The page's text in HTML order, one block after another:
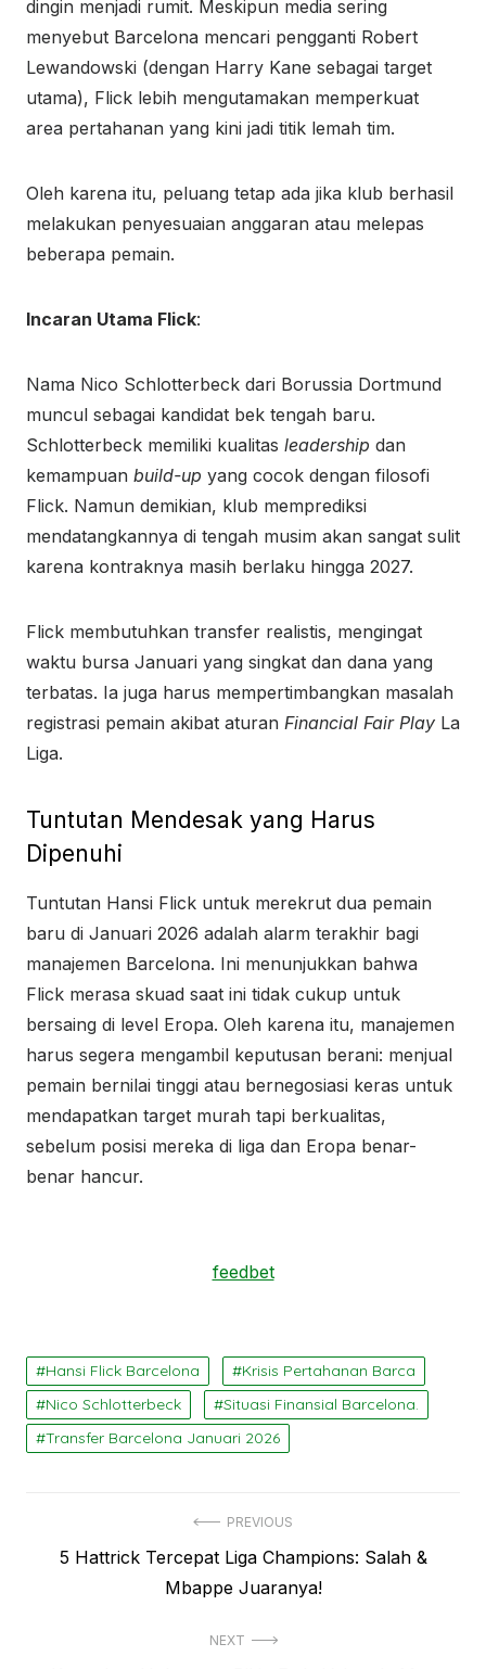
dingin menjadi rumit. Meskipun media sering
menyebut Barcelona mencari pengganti Robert
Lewandowski (dengan Harry Kane sebagai target
utama), Flick lebih mengutamakan memperkuat
area pertahanan yang kini jadi titik lemah tim.
Oleh karena itu, peluang tetap ada jika klub berhasil
melakukan penyesuaian anggaran atau melepas
beberapa pemain.
Incaran Utama Flick:
Nama Nico Schlotterbeck dari Borussia Dortmund
muncul sebagai kandidat bek tengah baru.
Schlotterbeck memiliki kualitas leadership dan
kemampuan build-up yang cocok dengan filosofi
Flick. Namun demikian, klub memprediksi
mendatangkannya di tengah musim akan sangat sulit
karena kontraknya masih berlaku hingga 2027.
Flick membutuhkan transfer realistis, mengingat
waktu bursa Januari yang singkat dan dana yang
terbatas. Ia juga harus mempertimbangkan masalah
registrasi pemain akibat aturan Financial Fair Play La
Liga.
Tuntutan Mendesak yang Harus
Dipenuhi
Tuntutan Hansi Flick untuk merekrut dua pemain
baru di Januari 2026 adalah alarm terakhir bagi
manajemen Barcelona. Ini menunjukkan bahwa
Flick merasa skuad saat ini tidak cukup untuk
bersaing di level Eropa. Oleh karena itu, manajemen
harus segera mengambil keputusan berani: menjual
pemain bernilai tinggi atau bernegosiasi keras untuk
mendapatkan target murah tapi berkualitas,
sebelum posisi mereka di liga dan Eropa benar-
benar hancur.
feedbet
Hansi Flick Barcelona
Krisis Pertahanan Barca
Nico Schlotterbeck
Situasi Finansial Barcelona.
Transfer Barcelona Januari 2026
pos
PREVIOUS
Previous
5 Hattrick Tercepat Liga Champions: Salah &
Mbappe Juaranya!
NEXT